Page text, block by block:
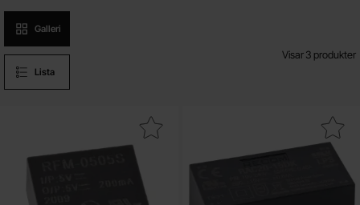
Galleri
Lista
Visar 3 produkter
Makera dC-DC omvandlare 5V 1W isolerad som favorit
Makera switchad